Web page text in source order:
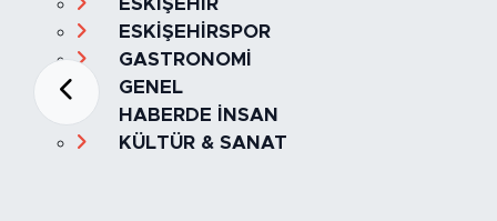
ESKİŞEHİR
ESKİŞEHİRSPOR
GASTRONOMİ
GENEL
HABERDE İNSAN
KÜLTÜR & SANAT